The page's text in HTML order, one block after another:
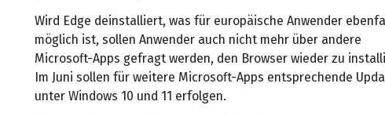
Wird Edge deinstalliert, was für europäische Anwender
möglich ist, sollen Anwender auch nicht mehr über andere
Microsoft-Apps gefragt werden, den Browser wieder zu
Im Juni sollen für weitere Microsoft-Apps entsprechende
unter Windows 10 und 11 erfolgen.